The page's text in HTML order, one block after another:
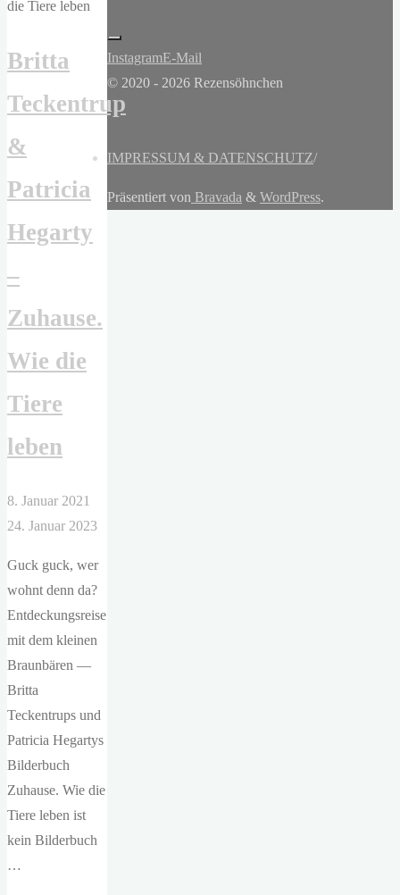
Britta
Teckentrup
&
Patricia
Hegarty
–
Zuhause.
Wie die
Tiere
leben
8. Januar 2021
24. Januar 2023
Guck guck, wer
wohnt denn da?
Entdeckungsreise
mit dem kleinen
Braunbären —
Britta
Teckentrups und
Patricia Hegartys
Bilderbuch
Zuhause. Wie die
Tiere leben ist
kein Bilderbuch
…
InstagramE-Mail
© 2020 - 2026 Rezensöhnchen
IMPRESSUM & DATENSCHUTZ/
Präsentiert von Bravada & WordPress.